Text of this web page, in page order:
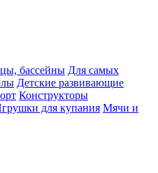
бассейны Для самых
Детские развивающие
Конструкторы
для купания Мячи и